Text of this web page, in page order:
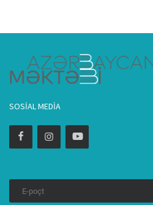
SOSIAL MEDIA